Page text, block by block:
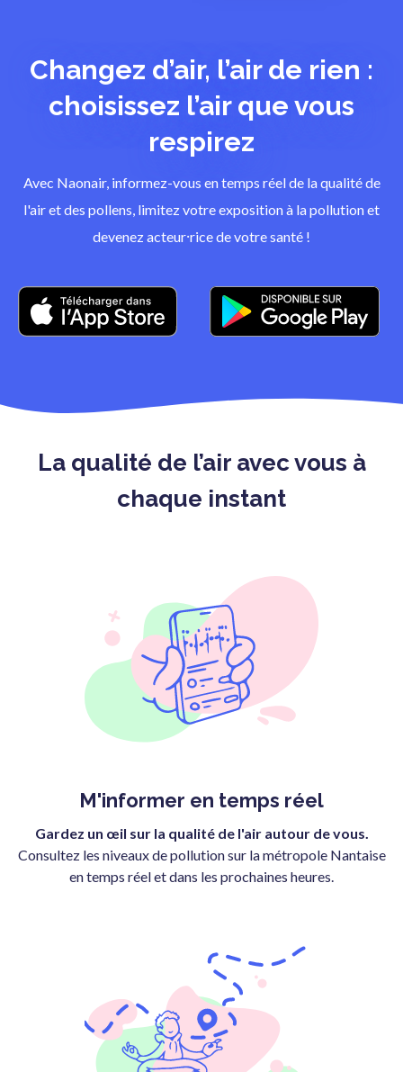
Changez d’air, l’air de rien :
choisissez l’air que vous
respirez
Avec Naonair, informez-vous en temps réel de la qualité de
l'air et des pollens, limitez votre exposition à la pollution et
devenez acteur⸱rice de votre santé !
La qualité de l’air avec vous à
chaque instant
M'informer en temps réel
Gardez un œil sur la qualité de l'air autour de vous.
Consultez les niveaux de pollution sur la métropole Nantaise
en temps réel et dans les prochaines heures.